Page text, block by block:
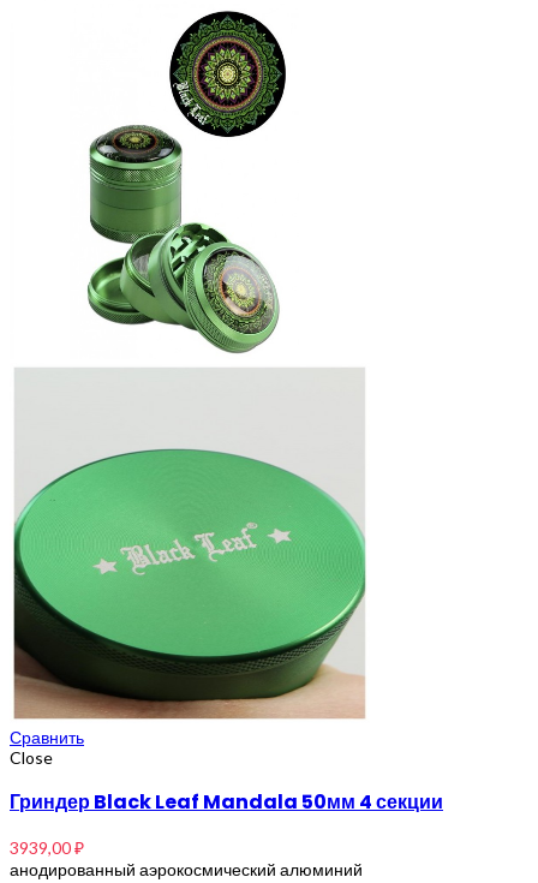
Сравнить
Close
Гриндер Black Leaf Mandala 50мм 4 секции
3939,00₽
анодированный аэрокосмический алюминий